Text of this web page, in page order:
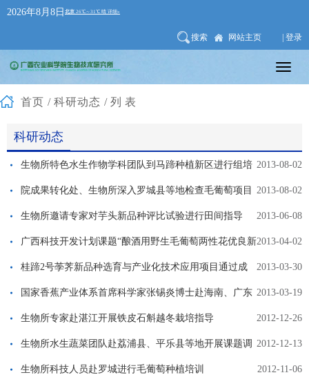
2026年8月8日
搜索 网站主页 | 登录
首页 / 科研动态 /列表
科研动态
2013-08-02
生物所特色水生作物学科团队到马蹄种植新区进行组培
苗高产栽培技术指导 2013-08-02
院成果转化处、生物所深入罗城县等地检查毛葡萄项目
实施情况 2013-06-08
生物所邀请专家对芋头新品种评比试验进行田间指导
2013-04-02
广西科技开发计划课题“酿酒用野生毛葡萄两性花优良新
品种选育和种植示范”通过验收 2013-03-30
桂蹄2号荸荠新品种选育与产业化技术应用项目通过成
果鉴定 2013-03-19
国家香蕉产业体系首席科学家张锡炎博士赴海南、广东
考察抗枯萎病香蕉品种选育情况 2012-12-26
生物所专家赴湛江开展铁皮石斛越冬栽培指导
2012-12-13
生物所水生蔬菜团队赴荔浦县、平乐县等地开展课题调
研 2012-11-06
生物所科技人员赴罗城进行毛葡萄种植培训